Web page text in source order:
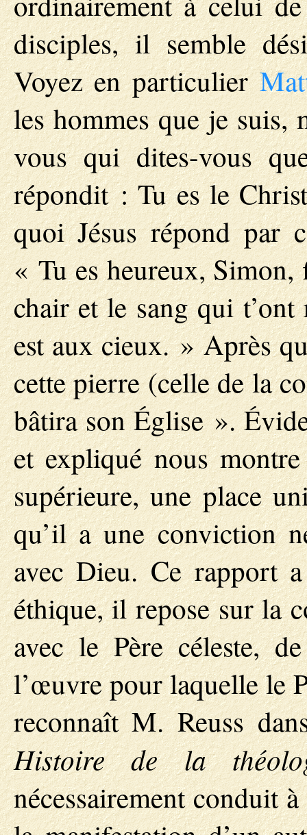
disciples, il semble
Voyez en particulier
les hommes que je
vous qui dites-vous
répondit : Tu es le
quoi Jésus répond par
« Tu es heureux, Simon,
chair et le sang qui
est aux cieux. » Après
cette pierre (celle de la
bâtira son Église ».
et expliqué nous
supérieure, une place
qu’il a une conviction
avec Dieu. Ce rapport
éthique, il repose sur la
avec le Père céleste,
l’œuvre pour laquelle le
reconnaît M. Reuss
Histoire de la
nécessairement conduit